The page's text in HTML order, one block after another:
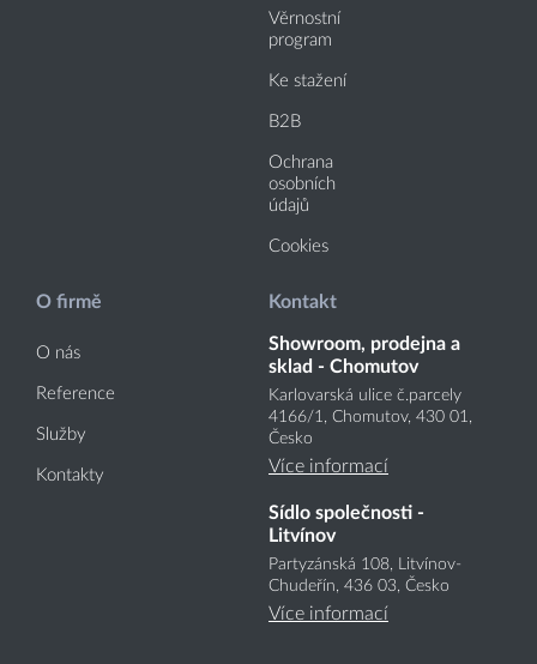
Věrnostní
program
Ke stažení
B2B
Ochrana
osobních
údajů
Cookies
O firmě
O nás
Reference
Služby
Kontakty
Kontakt
Showroom, prodejna a
sklad - Chomutov
Karlovarská ulice č.parcely
4166/1, Chomutov, 430 01,
Česko
Více informací
Sídlo společnosti -
Litvínov
Partyzánská 108, Litvínov-
Chudeřín, 436 03, Česko
Více informací